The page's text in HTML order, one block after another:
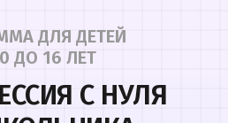
С НУЛЯ
ДЛЯ ДЕТЕЙ
ДО 16 ЛЕТ